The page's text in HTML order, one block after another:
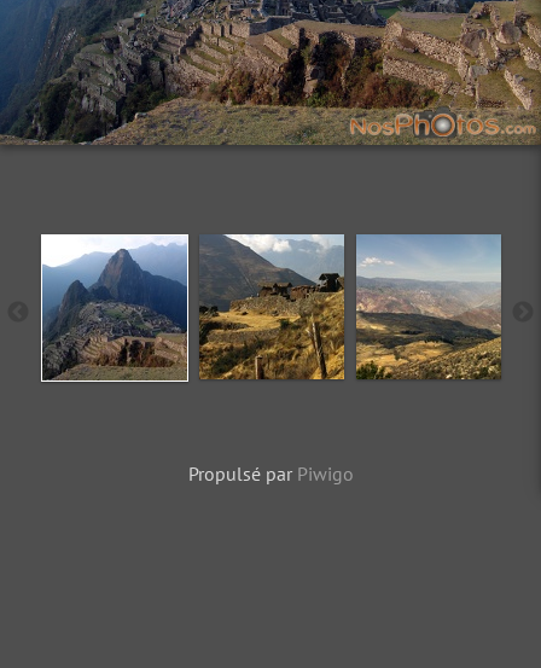
Propulsé par Piwigo